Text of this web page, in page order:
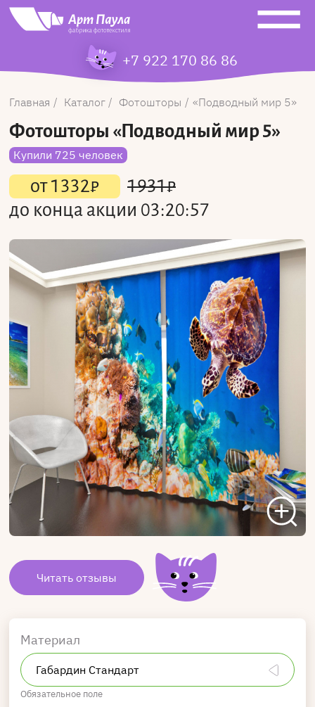
+7 922 170 86 86
Главная Каталог Фотошторы Подводный мир 5
Фотошторы «Подводный мир 5»
Купили 725 человек
от1332₽ 1931₽
до конца акции 03:20:57
Читать отзывы
Материал
Обязательное поле